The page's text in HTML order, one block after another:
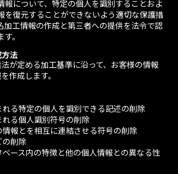
報について、特定の個人を識別することおよ
を復元することができないよう適切な保護措
加工情報の作成と第三者への提供を法令で認
。
方法
が定める加工基準に沿って、お客様の情報
作成します。
れる特定の個人を識別できる記述の削除
れる個人識別符号の削除
情報とを相互に連結させる符号の削除
の削除
ベース内の特徴と他の個人情報との異なる性